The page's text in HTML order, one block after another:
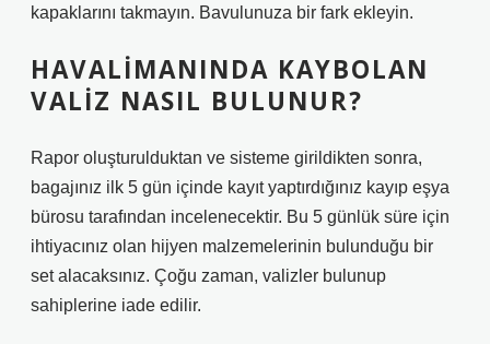
kapaklarını takmayın. Bavulunuza bir fark ekleyin.
HAVALIMANINDA KAYBOLAN
VALIZ NASIL BULUNUR?
Rapor oluşturulduktan ve sisteme girildikten sonra,
bagajınız ilk 5 gün içinde kayıt yaptırdığınız kayıp eşya
bürosu tarafından incelenecektir. Bu 5 günlük süre için
ihtiyacınız olan hijyen malzemelerinin bulunduğu bir
set alacaksınız. Çoğu zaman, valizler bulunup
sahiplerine iade edilir.